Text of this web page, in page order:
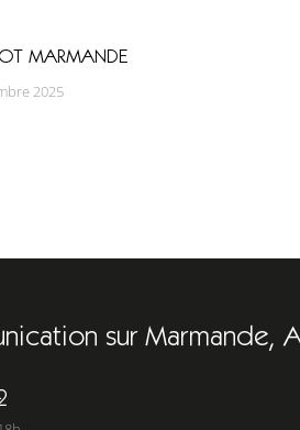
MARMANDE
2025
sur Marmande,